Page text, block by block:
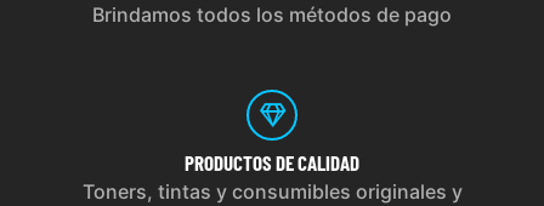
Brindamos todos los métodos de pago
PRODUCTOS DE CALIDAD
Toners, tintas y consumibles originales y